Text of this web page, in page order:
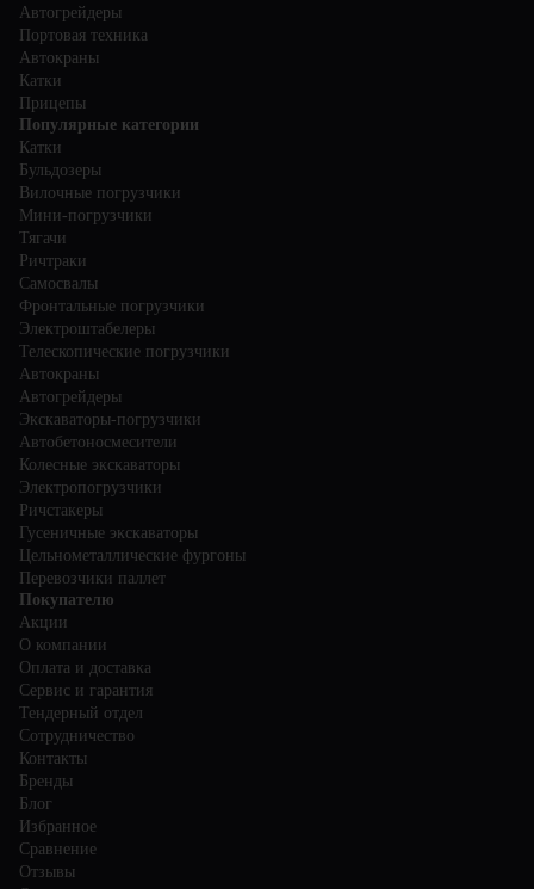
Автогрейдеры
Портовая техника
Автокраны
Катки
Прицепы
Популярные категории
Катки
Бульдозеры
Вилочные погрузчики
Мини-погрузчики
Тягачи
Ричтраки
Самосвалы
Фронтальные погрузчики
Электроштабелеры
Телескопические погрузчики
Автокраны
Автогрейдеры
Экскаваторы-погрузчики
Автобетоносмесители
Колесные экскаваторы
Электропогрузчики
Ричстакеры
Гусеничные экскаваторы
Цельнометаллические фургоны
Перевозчики паллет
Покупателю
Акции
О компании
Оплата и доставка
Сервис и гарантия
Тендерный отдел
Сотрудничество
Контакты
Бренды
Блог
Избранное
Сравнение
Отзывы